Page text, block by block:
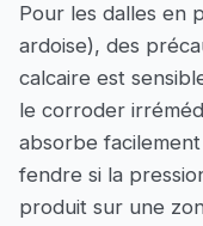
Pour les dalles en
ardoise), des
calcaire est
le corroder
absorbe
fendre si la
produit sur une